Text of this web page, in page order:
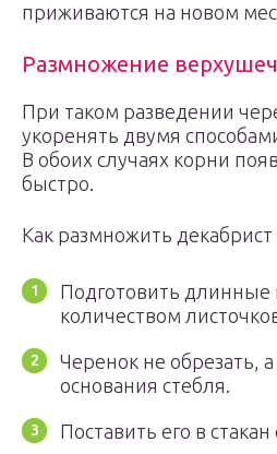
приживаются на новом
Размножение
При таком разведении
укоренять двумя
В обоих случаях корни
быстро.
Как размножить
Подготовить длинные
количеством
Черенок не обрезать,
основания стебля.
Поставить его в стакан